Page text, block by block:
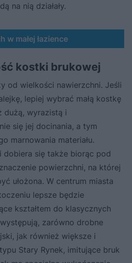
na nią działały.
w małej łazience
kostki brukowej
od wielkości nawierzchni. Jeśli
lepiej wybrać małą kostkę
dużą, wyrazistą i
się jej docinania, a tym
marnowania materiału.
dobiera się także biorąc pod
powierzchni, na której
ułożona. W centrum miasta
lepsze będzie
kształtem do klasycznych
zarówno drobne
jak również większe i
Stary Rynek, imitujące bruk